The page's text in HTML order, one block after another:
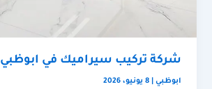
شركة تركيب سيراميك في ابوظبي
ابوظبي |8 يونيو، 2026